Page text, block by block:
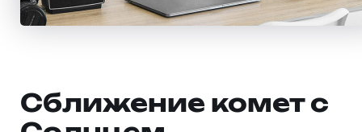
Сближение комет с